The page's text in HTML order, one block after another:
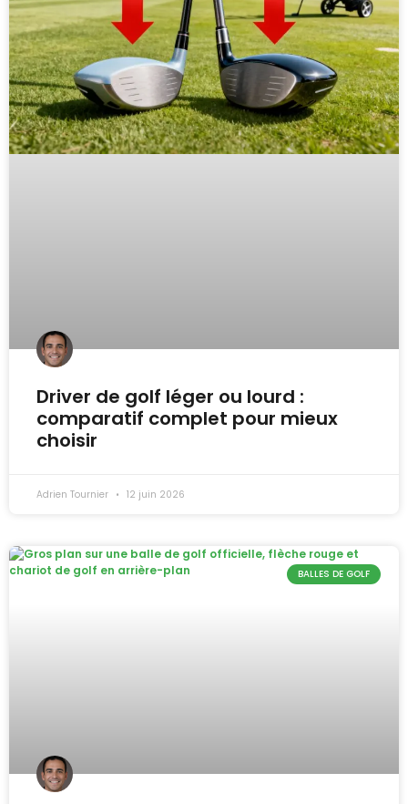
Driver de golf léger ou lourd :
comparatif complet pour mieux
choisir
Adrien Tournier 12 juin 2026
BALLES DE GOLF